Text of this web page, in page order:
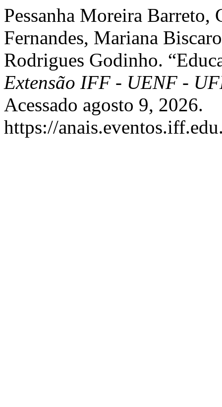
Pessanha Moreira
Fernandes, Mariana
Rodrigues Godinho.
Extensão IFF - UENF -
Acessado agosto 9, 2026.
https://